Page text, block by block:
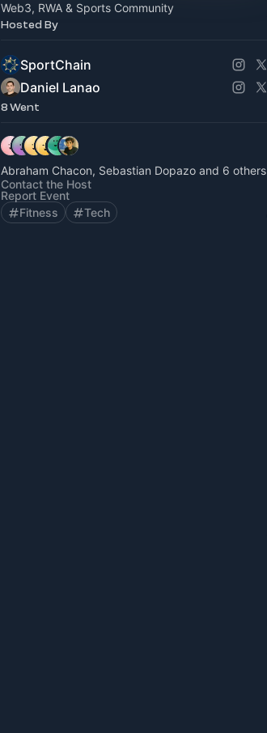
Web3, RWA & Sports Community
Hosted By
SportChain
Daniel Lanao
8 Went
Abraham Chacon, Sebastian Dopazo and 6 others
Contact the Host
Report Event
Fitness
Tech